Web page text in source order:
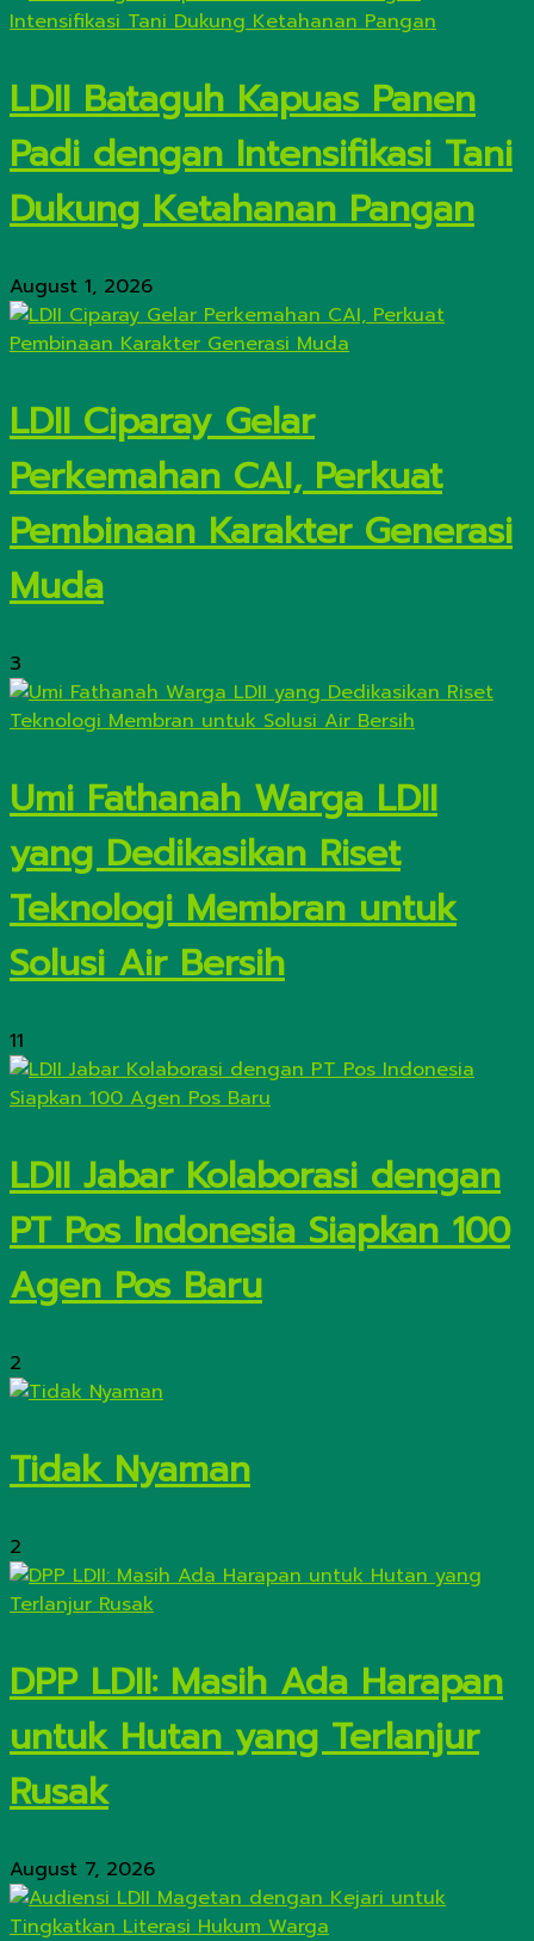
LDII Bataguh Kapuas Panen
Padi dengan Intensifikasi Tani
Dukung Ketahanan Pangan
August 1, 2026
LDII Ciparay Gelar
Perkemahan CAI, Perkuat
Pembinaan Karakter Generasi
Muda
3
Umi Fathanah Warga LDII
yang Dedikasikan Riset
Teknologi Membran untuk
Solusi Air Bersih
11
LDII Jabar Kolaborasi dengan
PT Pos Indonesia Siapkan 100
Agen Pos Baru
2
Tidak Nyaman
2
DPP LDII: Masih Ada Harapan
untuk Hutan yang Terlanjur
Rusak
August 7, 2026